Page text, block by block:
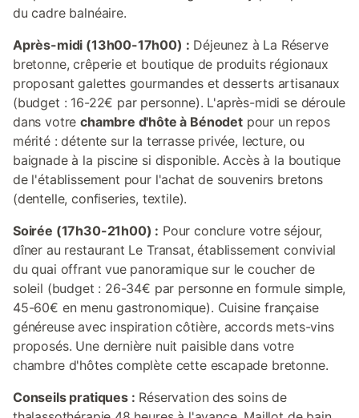
du cadre balnéaire.
Après-midi (13h00-17h00) : Déjeunez à La Réserve
bretonne, crêperie et boutique de produits régionaux
proposant galettes gourmandes et desserts artisanaux
(budget : 16-22€ par personne). L'après-midi se déroule
dans votrechambre d'hôte à Bénodetpour un repos
mérité : détente sur la terrasse privée, lecture, ou
baignade à la piscine si disponible. Accès à la boutique
de l'établissement pour l'achat de souvenirs bretons
(dentelle, confiseries, textile).
Soirée (17h30-21h00) : Pour conclure votre séjour,
dîner au restaurant Le Transat, établissement convivial
du quai offrant vue panoramique sur le coucher de
soleil (budget : 26-34€ par personne en formule simple,
45-60€ en menu gastronomique). Cuisine française
généreuse avec inspiration côtière, accords mets-vins
proposés. Une dernière nuit paisible dans votre
chambre d'hôtes complète cette escapade bretonne.
Conseils pratiques : Réservation des soins de